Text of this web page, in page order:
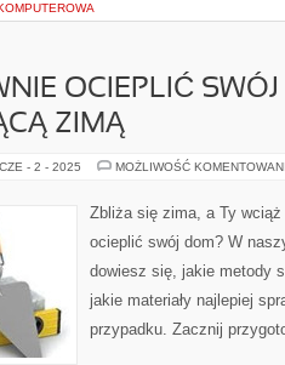
OCIEPLIĆ
ZIMĄ
CZE - 2 - 2025 MOŻLIWOŚĆ
Zbliża się zima, a Ty
ocieplić swój dom? W
dowiesz się, jakie metody
jakie materiały najlepiej
przypadku. Zacznij